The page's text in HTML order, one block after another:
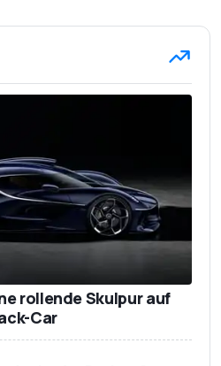
rollende Skulpur auf
Car